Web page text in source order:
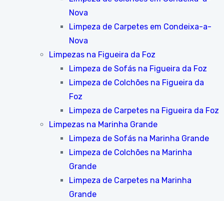
Nova
Limpeza de Carpetes em Condeixa-a-
Nova
Limpezas na Figueira da Foz
Limpeza de Sofás na Figueira da Foz
Limpeza de Colchões na Figueira da
Foz
Limpeza de Carpetes na Figueira da Foz
Limpezas na Marinha Grande
Limpeza de Sofás na Marinha Grande
Limpeza de Colchões na Marinha
Grande
Limpeza de Carpetes na Marinha
Grande